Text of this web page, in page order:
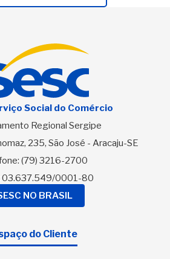
Social do Comércio
Regional Sergipe
235, São José - Aracaju-SE
(79) 3216-2700
03.637.549/0001-80
NO BRASIL
do Cliente